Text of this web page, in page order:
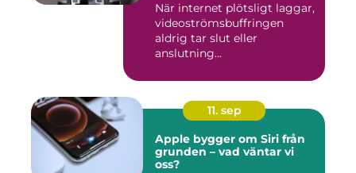
När internet plötsligt laggar,
videoströmsbuffringen
aldrig tar slut eller
anslutning...
11. sep
Apple bygger om Siri från
grunden – vad väntar vi
oss?